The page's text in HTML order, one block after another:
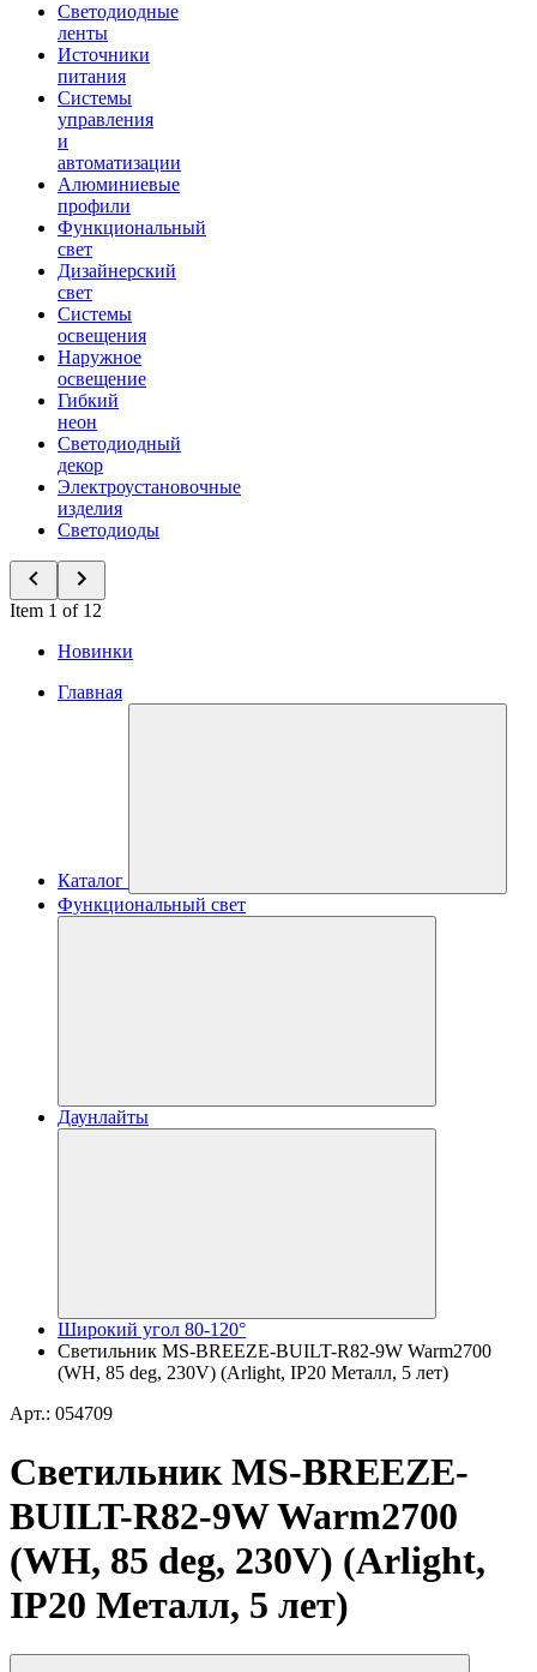
Светодиодные
ленты
Источники
питания
Системы
управления
и
автоматизации
Алюминиевые
профили
Функциональный
свет
Дизайнерский
свет
Системы
освещения
Наружное
освещение
Гибкий
неон
Светодиодный
декор
Электроустановочные
изделия
Светодиоды
Item 1 of 12
Новинки
Главная
Каталог
Функциональный свет
Даунлайты
Широкий угол 80-120°
Светильник MS-BREEZE-BUILT-R82-9W Warm2700
(WH, 85 deg, 230V) (Arlight, IP20 Металл, 5 лет)
Арт.: 054709
Светильник MS-BREEZE-
BUILT-R82-9W Warm2700
(WH, 85 deg, 230V) (Arlight,
IP20 Металл, 5 лет)